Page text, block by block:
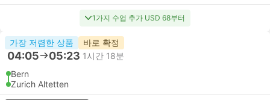
1가지 수업 추가 USD 68부터
가장 저렴한 상품 바로 확정
04:05 05:23 1시간 18분
Bern
Zurich Altetten